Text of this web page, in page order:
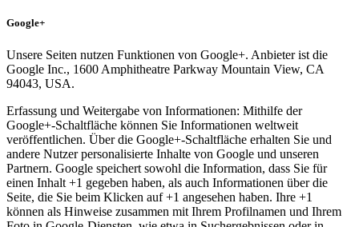
Google+
Unsere Seiten nutzen Funktionen von Google+. Anbieter ist die
Google Inc., 1600 Amphitheatre Parkway Mountain View, CA
94043, USA.
Erfassung und Weitergabe von Informationen: Mithilfe der
Google+-Schaltfläche können Sie Informationen weltweit
veröffentlichen. Über die Google+-Schaltfläche erhalten Sie und
andere Nutzer personalisierte Inhalte von Google und unseren
Partnern. Google speichert sowohl die Information, dass Sie für
einen Inhalt +1 gegeben haben, als auch Informationen über die
Seite, die Sie beim Klicken auf +1 angesehen haben. Ihre +1
können als Hinweise zusammen mit Ihrem Profilnamen und Ihrem